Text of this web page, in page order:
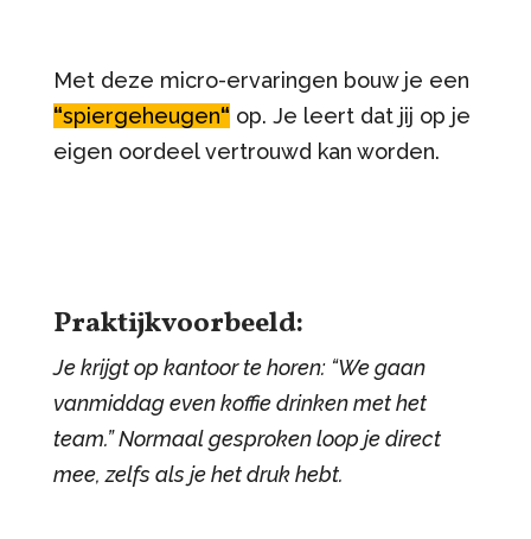
Met deze micro-ervaringen bouw je een
“spiergeheugen“ op. Je leert dat jij op je
eigen oordeel vertrouwd kan worden.
Praktijkvoorbeeld:
Je krijgt op kantoor te horen: “We gaan
vanmiddag even koffie drinken met het
team.” Normaal gesproken loop je direct
mee, zelfs als je het druk hebt.